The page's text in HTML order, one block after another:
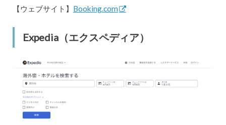
【ウェブサイト】 Booking.com
Expedia（エクスペディア）